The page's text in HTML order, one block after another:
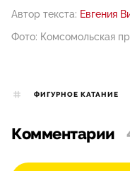
Автор текста: Евгения
Фото: Комсомольская
ФИГУРНОЕ КАТАНИЕ
Комментарии